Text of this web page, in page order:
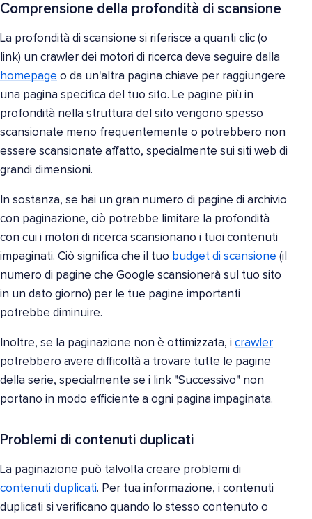
Comprensione della profondità di scansione
La profondità di scansione si riferisce a quanti clic (o
link) un crawler dei motori di ricerca deve seguire dalla
homepage o da un'altra pagina chiave per raggiungere
una pagina specifica del tuo sito. Le pagine più in
profondità nella struttura del sito vengono spesso
scansionate meno frequentemente o potrebbero non
essere scansionate affatto, specialmente sui siti web di
grandi dimensioni.
In sostanza, se hai un gran numero di pagine di archivio
con paginazione, ciò potrebbe limitare la profondità
con cui i motori di ricerca scansionano i tuoi contenuti
impaginati. Ciò significa che il tuo budget di scansione (il
numero di pagine che Google scansionerà sul tuo sito
in un dato giorno) per le tue pagine importanti
potrebbe diminuire.
Inoltre, se la paginazione non è ottimizzata, i crawler
potrebbero avere difficoltà a trovare tutte le pagine
della serie, specialmente se i link "Successivo" non
portano in modo efficiente a ogni pagina impaginata.
Problemi di contenuti duplicati
La paginazione può talvolta creare problemi di
contenuti duplicati. Per tua informazione, i contenuti
duplicati si verificano quando lo stesso contenuto o